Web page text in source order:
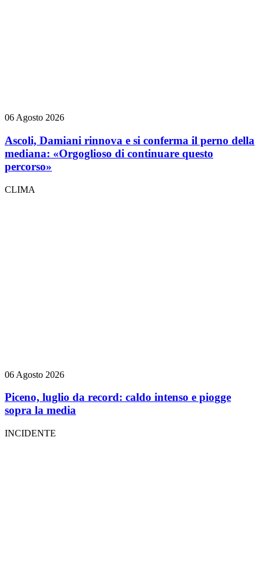
06 Agosto 2026
Ascoli, Damiani rinnova e si conferma il perno della
mediana: «Orgoglioso di continuare questo
percorso»
CLIMA
06 Agosto 2026
Piceno, luglio da record: caldo intenso e piogge
sopra la media
INCIDENTE